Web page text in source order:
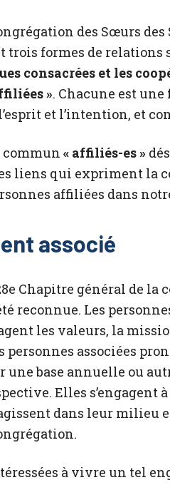
des Sœurs
trois formes de relations
consacrées et les
». Chacune est
et l’intention, et
commun« affiliés-es »
liens qui expriment la
affiliées dans
associé
28e Chapitre général de
reconnue. Les
les valeurs, la
personnes associées
une base annuelle ou
Elles
dans leur milieu
à vivre un tel